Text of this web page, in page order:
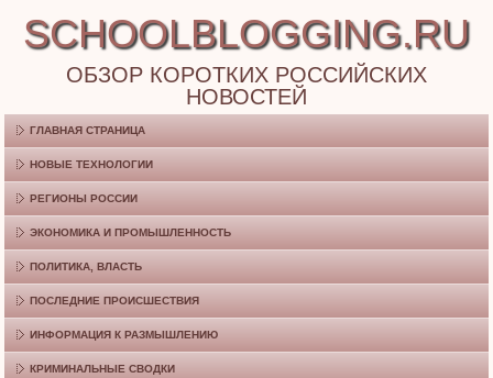
SCHOOLBLOGGING.RU
ОБЗОР КОРОТКИХ РОССИЙСКИХ
НОВОСТЕЙ
ГЛАВНАЯ СТРАНИЦА
НОВЫЕ ТЕХНОЛОГИИ
РЕГИОНЫ РОССИИ
ЭКОНОМИКА И ПРОМЫШЛЕННОСТЬ
ПОЛИТИКА, ВЛАСТЬ
ПОСЛЕДНИЕ ПРОИСШЕСТВИЯ
ИНФОРМАЦИЯ К РАЗМЫШЛЕНИЮ
КРИМИНАЛЬНЫЕ СВОДКИ